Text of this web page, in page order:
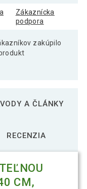
Zákaznícka
podpora
zakúpilo
A ČLÁNKY
RECENZIA
CM,